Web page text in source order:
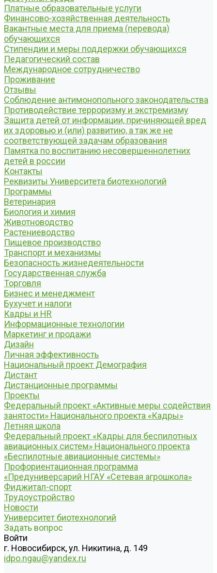
Платные образовательные услуги
Финансово-хозяйственная деятельность
Вакантные места для приема (перевода)
обучающихся
Стипендии и меры поддержки обучающихся
Педагогический состав
Международное сотрудничество
Проживание
Отзывы
Соблюдение антимонопольного законодательства
Противодействие терроризму и экстремизму
Защита детей от информации, причиняющей вред
их здоровью и (или) развитию, а так же не
соответствующей задачам образования
Памятка по воспитанию несовершеннолетних
детей в россии
Контакты
Реквизиты Университета биотехнологий
Программы
Ветеринария
Биология и химия
Животноводство
Растениеводство
Пищевое производство
Транспорт и механизмы
Безопасность жизнедеятельности
Государственная служба
Торговля
Бизнес и менеджмент
Бухучет и налоги
Кадры и HR
Информационные технологии
Маркетинг и продажи
Дизайн
Личная эффективность
Национальный проект Демография
Дистант
Дистанционные программы
Проекты
Федеральный проект «Активные меры содействия
занятости» Национального проекта «Кадры»
Летняя школа
Федеральный проект «Кадры для беспилотных
авиационных систем» Национального проекта
«Беспилотные авиационные системы»
Профориентационная программа
«Предуниверсарий НГАУ «Сетевая агрошкола»
Фиджитал-спорт
Трудоустройство
Новости
Университет биотехнологий
Задать вопрос
Войти
г. Новосибирск, ул. Никитина, д. 149
idpo.ngau@yandex.ru